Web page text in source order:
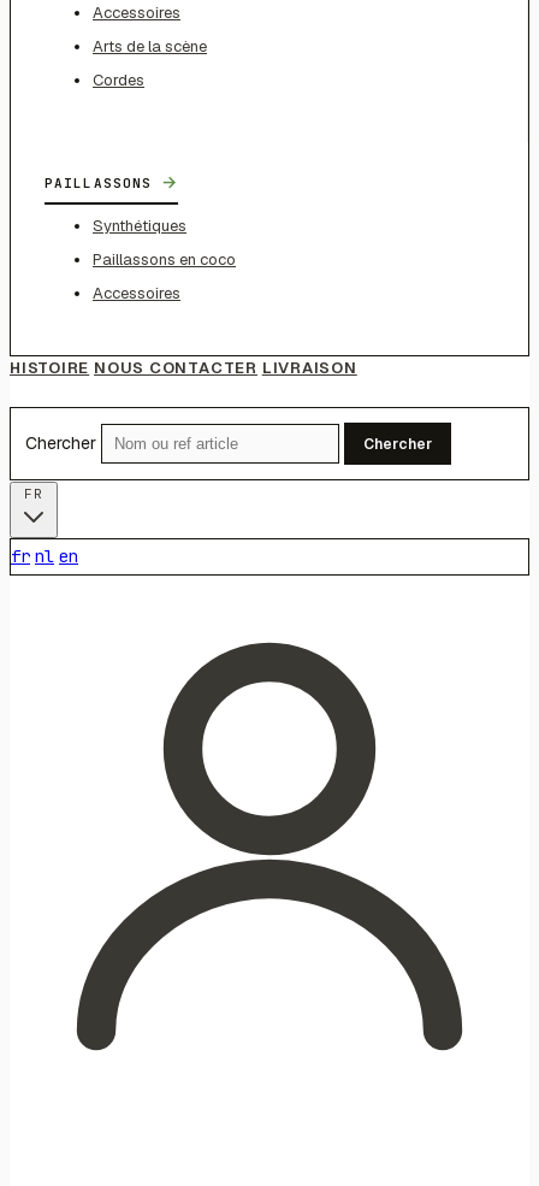
Accessoires
Arts de la scène
Cordes
PAILLASSONS →
Synthétiques
Paillassons en coco
Accessoires
HISTOIRE NOUS CONTACTER LIVRAISON
Chercher Chercher
fr nl en